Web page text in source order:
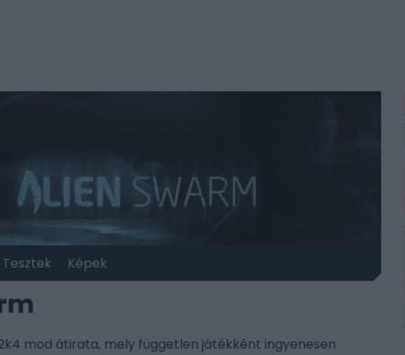
Tesztek Képek
mod átirata, mely független játékként ingyenesen